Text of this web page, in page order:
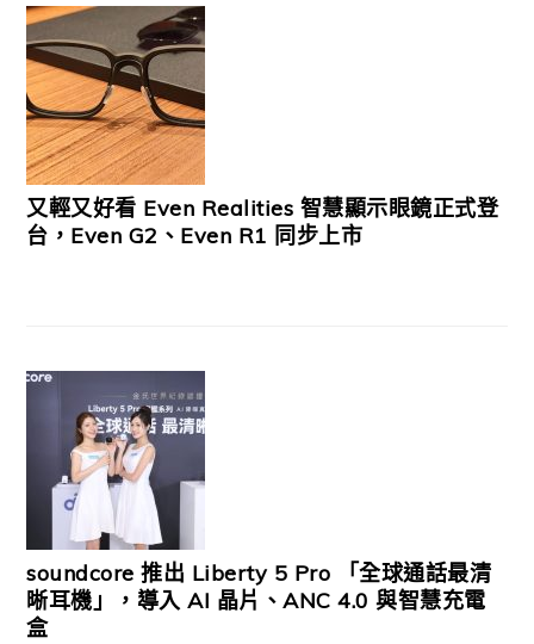
又輕又好看 Even Realities 智慧顯示眼鏡正式登
台，Even G2、Even R1 同步上市
soundcore 推出 Liberty 5 Pro 「全球通話最清
晰耳機」，導入 AI 晶片、ANC 4.0 與智慧充電
盒